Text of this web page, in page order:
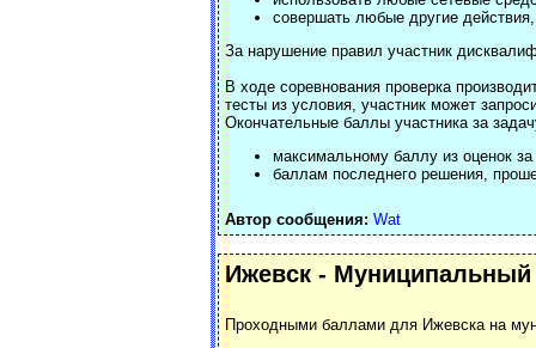
совершать любые другие
За нарушение правил участник
В ходе соревнования проверка
тесты из условия, участник может
Окончательные баллы участника за
максимальному баллу из оценок
баллам последнего решения,
Автор сообщения: Wat
Ижевск -
Проходными баллами для Ижевска на